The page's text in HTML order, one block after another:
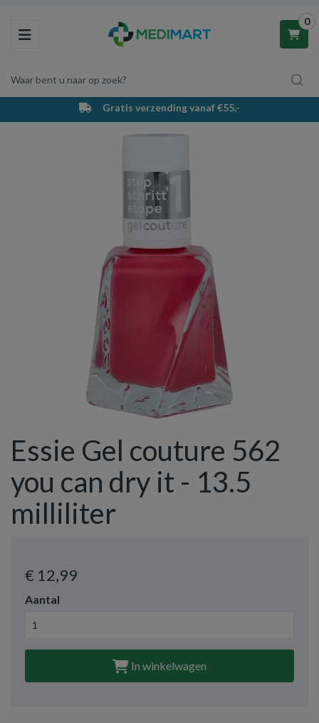
Toggle navigation
Waar bent u naar op zoek?
0
Winkelwagen
Uw winkelwagen is leeg.
Vul hem met producten.
Gratis verzending vanaf €55,-
Essie Gel couture 562
you can dry it - 13.5
milliliter
€ 12,99
Aantal
In winkelwagen